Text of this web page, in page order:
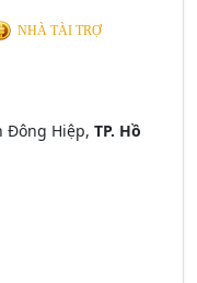
NHÀ TÀI TRỢ
Đông Hiệp, TP. Hồ